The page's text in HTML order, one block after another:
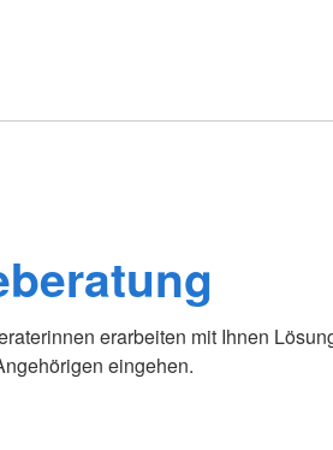
erarbeiten mit Ihnen
eingehen.